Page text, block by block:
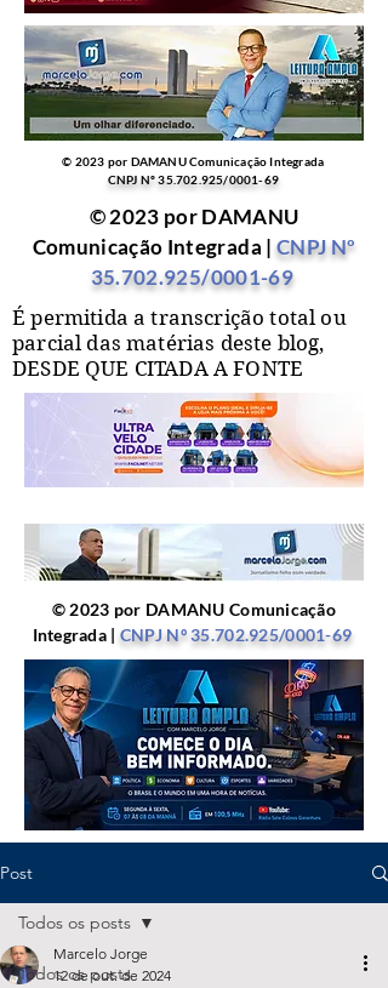
© 2023 por DAMANU Comunicação Integrada
CNPJ Nº35.702.925/0001-69
© 2023 por DAMANU
Comunicação Integrada | CNPJ Nº
35.702.925/0001-69
É permitida a transcrição total ou
parcial das matérias deste blog,
DESDE QUE CITADA A FONTE
© 2023 por DAMANU Comunicação
Integrada | CNPJ Nº35.702.925/0001-69
Post
Todos os posts
Todos os posts
Marcelo Jorge
12 de out. de 2024